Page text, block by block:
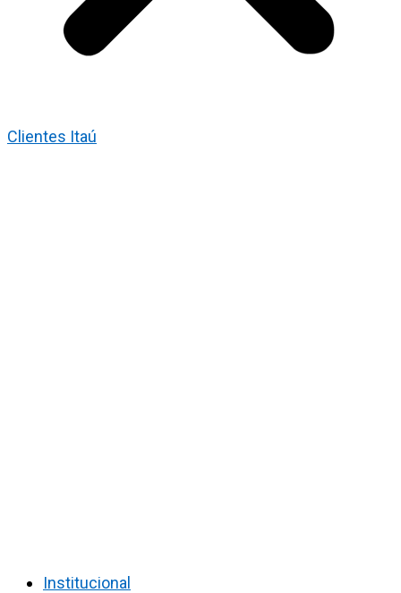
Clientes Itaú
Institucional